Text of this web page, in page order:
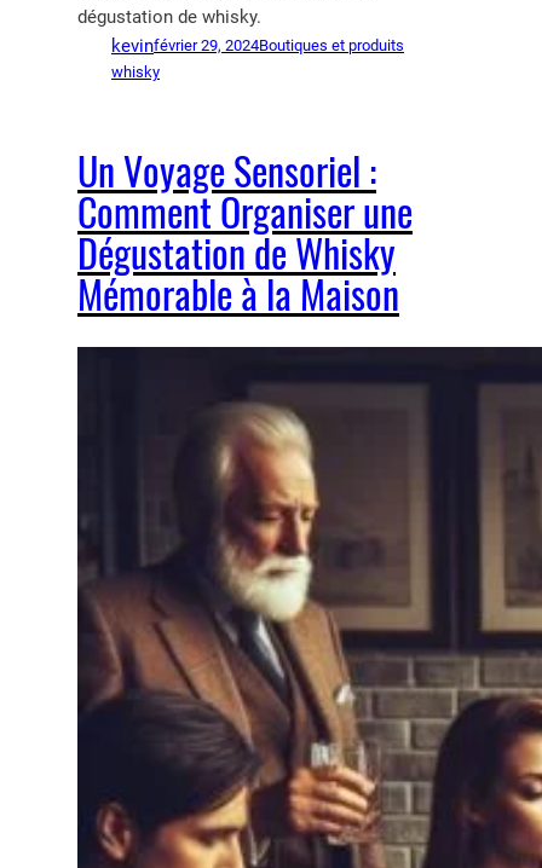
dégustation de whisky.
kevinfévrier 29, 2024Boutiques et produits
whisky
Un Voyage Sensoriel :
Comment Organiser une
Dégustation de Whisky
Mémorable à la Maison